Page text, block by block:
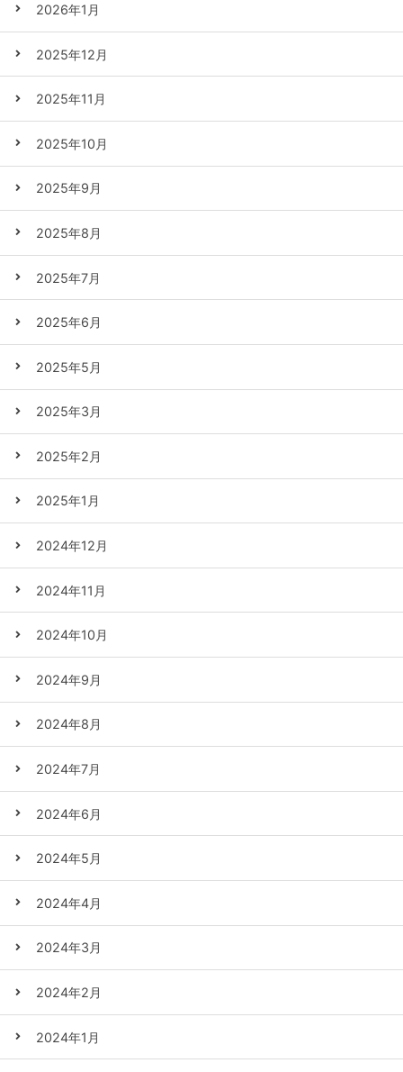
2026年1月
2025年12月
2025年11月
2025年10月
2025年9月
2025年8月
2025年7月
2025年6月
2025年5月
2025年3月
2025年2月
2025年1月
2024年12月
2024年11月
2024年10月
2024年9月
2024年8月
2024年7月
2024年6月
2024年5月
2024年4月
2024年3月
2024年2月
2024年1月